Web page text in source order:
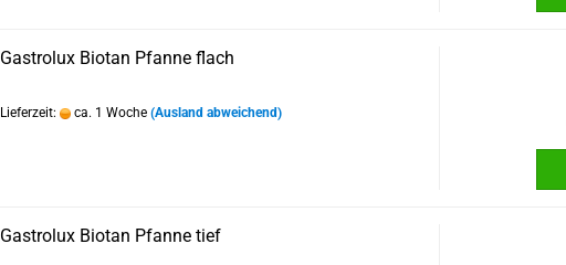
Gastrolux Biotan Pfanne flach
Lieferzeit: ca. 1 Woche (Ausland abweichend)
Gastrolux Biotan Pfanne tief